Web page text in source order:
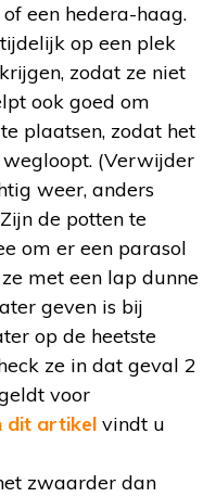
of een hedera-haag.
op een plek
zodat ze niet
ook goed om
plaatsen, zodat het
(Verwijder
weer, anders
de potten te
om er een parasol
met een lap dunne
geven is bij
op de heetste
ze in dat geval 2
voor
dit artikel vindt u
zwaarder dan